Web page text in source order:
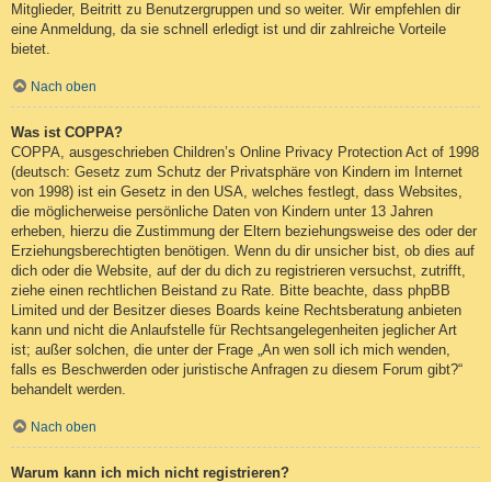
Mitglieder, Beitritt zu Benutzergruppen und so weiter. Wir empfehlen dir
eine Anmeldung, da sie schnell erledigt ist und dir zahlreiche Vorteile
bietet.
Nach oben
Was ist COPPA?
COPPA, ausgeschrieben Children’s Online Privacy Protection Act of 1998
(deutsch: Gesetz zum Schutz der Privatsphäre von Kindern im Internet
von 1998) ist ein Gesetz in den USA, welches festlegt, dass Websites,
die möglicherweise persönliche Daten von Kindern unter 13 Jahren
erheben, hierzu die Zustimmung der Eltern beziehungsweise des oder der
Erziehungsberechtigten benötigen. Wenn du dir unsicher bist, ob dies auf
dich oder die Website, auf der du dich zu registrieren versuchst, zutrifft,
ziehe einen rechtlichen Beistand zu Rate. Bitte beachte, dass phpBB
Limited und der Besitzer dieses Boards keine Rechtsberatung anbieten
kann und nicht die Anlaufstelle für Rechtsangelegenheiten jeglicher Art
ist; außer solchen, die unter der Frage „An wen soll ich mich wenden,
falls es Beschwerden oder juristische Anfragen zu diesem Forum gibt?“
behandelt werden.
Nach oben
Warum kann ich mich nicht registrieren?